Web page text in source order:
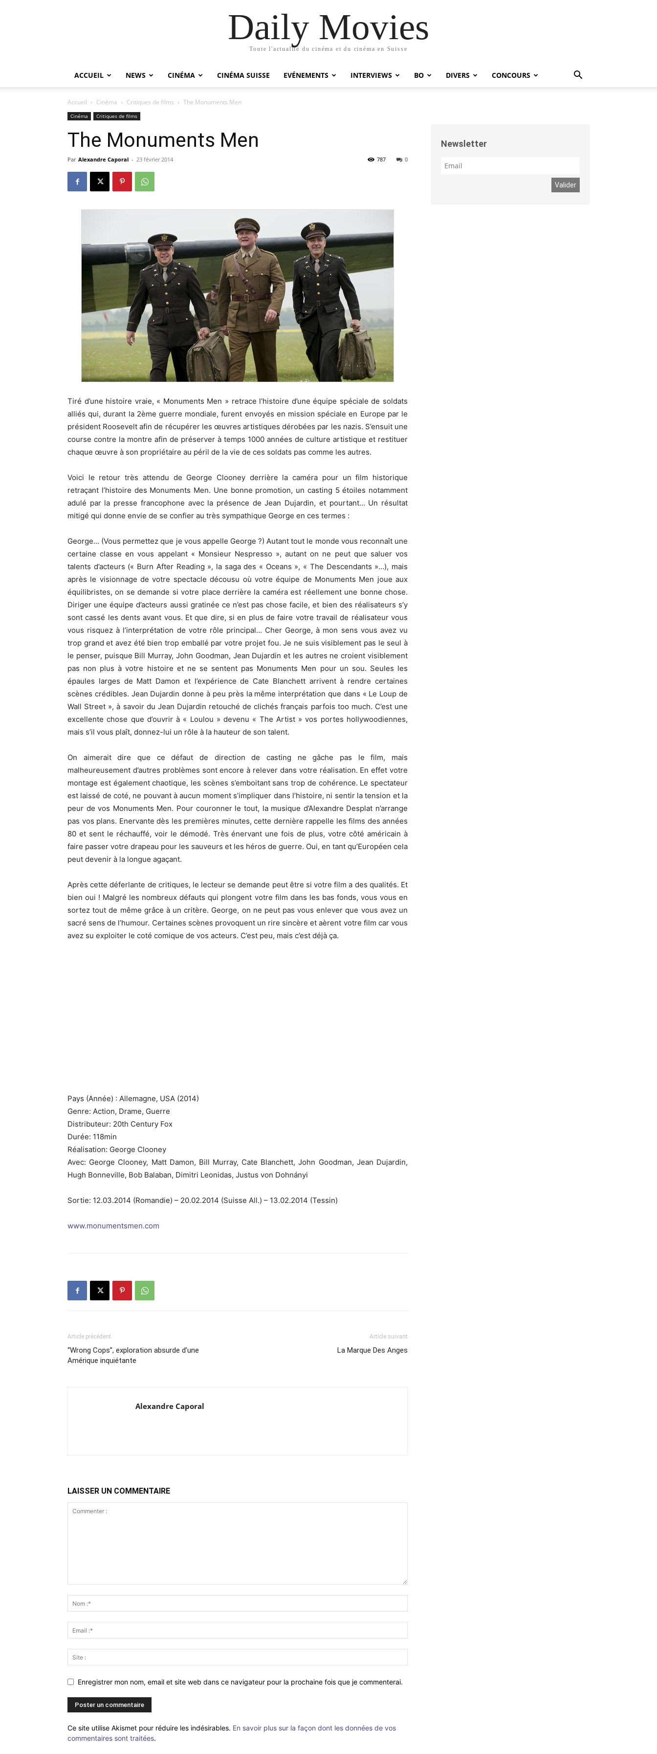
Daily Movies
Toute l'actualité du cinéma et du cinéma en Suisse
ACCUEIL NEWS CINÉMA CINÉMA SUISSE EVÉNEMENTS INTERVIEWS BO DIVERS CONCOURS
Accueil Cinéma Critiques de films The Monuments Men
Cinéma Critiques de films
The Monuments Men
Par Alexandre Caporal - 23 février 2014 0
787
Tiré d’une histoire vraie, « Monuments Men » retrace l’histoire d’une équipe spéciale de soldats
alliés qui, durant la 2ème guerre mondiale, furent envoyés en mission spéciale en Europe par le
président Roosevelt afin de récupérer les œuvres artistiques dérobées par les nazis. S’ensuit une
course contre la montre afin de préserver à temps 1000 années de culture artistique et restituer
chaque œuvre à son propriétaire au péril de la vie de ces soldats pas comme les autres.
Voici le retour très attendu de George Clooney derrière la caméra pour un film historique
retraçant l’histoire des Monuments Men. Une bonne promotion, un casting 5 étoiles notamment
adulé par la presse francophone avec la présence de Jean Dujardin, et pourtant… Un résultat
mitigé qui donne envie de se confier au très sympathique George en ces termes :
George… (Vous permettez que je vous appelle George ?) Autant tout le monde vous reconnaît une
certaine classe en vous appelant « Monsieur Nespresso », autant on ne peut que saluer vos
talents d’acteurs (« Burn After Reading », la saga des « Oceans », « The Descendants »…), mais
après le visionnage de votre spectacle décousu où votre équipe de Monuments Men joue aux
équilibristes, on se demande si votre place derrière la caméra est réellement une bonne chose.
Diriger une équipe d’acteurs aussi gratinée ce n’est pas chose facile, et bien des réalisateurs s’y
sont cassé les dents avant vous. Et que dire, si en plus de faire votre travail de réalisateur vous
vous risquez à l’interprétation de votre rôle principal… Cher George, à mon sens vous avez vu
trop grand et avez été bien trop emballé par votre projet fou. Je ne suis visiblement pas le seul à
le penser, puisque Bill Murray, John Goodman, Jean Dujardin et les autres ne croient visiblement
pas non plus à votre histoire et ne se sentent pas Monuments Men pour un sou. Seules les
épaules larges de Matt Damon et l’expérience de Cate Blanchett arrivent à rendre certaines
scènes crédibles. Jean Dujardin donne à peu près la même interprétation que dans « Le Loup de
Wall Street », à savoir du Jean Dujardin retouché de clichés français parfois too much. C’est une
excellente chose que d’ouvrir à « Loulou » devenu « The Artist » vos portes hollywoodiennes,
mais s’il vous plaît, donnez-lui un rôle à la hauteur de son talent.
On aimerait dire que ce défaut de direction de casting ne gâche pas le film, mais
malheureusement d’autres problèmes sont encore à relever dans votre réalisation. En effet votre
montage est également chaotique, les scènes s’emboitant sans trop de cohérence. Le spectateur
est laissé de coté, ne pouvant à aucun moment s’impliquer dans l’histoire, ni sentir la tension et la
peur de vos Monuments Men. Pour couronner le tout, la musique d’Alexandre Desplat n’arrange
pas vos plans. Enervante dès les premières minutes, cette dernière rappelle les films des années
80 et sent le réchauffé, voir le démodé. Très énervant une fois de plus, votre côté américain à
faire passer votre drapeau pour les sauveurs et les héros de guerre. Oui, en tant qu’Européen cela
peut devenir à la longue agaçant.
Après cette déferlante de critiques, le lecteur se demande peut être si votre film a des qualités. Et
bien oui ! Malgré les nombreux défauts qui plongent votre film dans les bas fonds, vous vous en
sortez tout de même grâce à un critère. George, on ne peut pas vous enlever que vous avez un
sacré sens de l’humour. Certaines scènes provoquent un rire sincère et aèrent votre film car vous
avez su exploiter le coté comique de vos acteurs. C’est peu, mais c’est déjà ça.
Pays (Année) : Allemagne, USA (2014)
Genre: Action, Drame, Guerre
Distributeur: 20th Century Fox
Durée: 118min
Réalisation: George Clooney
Avec: George Clooney, Matt Damon, Bill Murray, Cate Blanchett, John Goodman, Jean Dujardin,
Hugh Bonneville, Bob Balaban, Dimitri Leonidas, Justus von Dohnányi
Sortie: 12.03.2014 (Romandie) – 20.02.2014 (Suisse All.) – 13.02.2014 (Tessin)
www.monumentsmen.com
Article précédent
“Wrong Cops”, exploration absurde d’une
Amérique inquiétante
Article suivant
La Marque Des Anges
Alexandre Caporal
LAISSER UN COMMENTAIRE
Enregistrer mon nom, email et site web dans ce navigateur pour la prochaine fois que je commenterai.
Ce site utilise Akismet pour réduire les indésirables. En savoir plus sur la façon dont les données de vos
commentaires sont traitées.
Newsletter